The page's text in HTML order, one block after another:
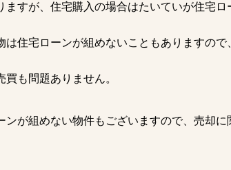
すが、住宅購入の場合はたいていが住宅
住宅ローンが組めないこともありますの
も問題ありません。
が組めない物件もございますので、売却に